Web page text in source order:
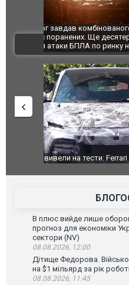
За 2000 кілометрів
Єкатеринбурзі після
склад Wildberries.
Вийшов трейлер нової
фільму "Афера
В плюс вийде лише
прогноз для економіки
сектори (NV)
08.08.2026, 12:00
Дітище Федорова.
на $1 мільярд за рік
08.08.2026, 11:45